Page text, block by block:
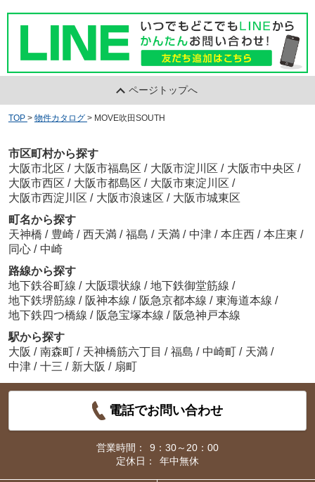
ページトップへ
TOP > 物件カタログ > MOVE吹田SOUTH
市区町村から探す
大阪市北区 / 大阪市福島区 / 大阪市淀川区 / 大阪市中央区 /
大阪市西区 / 大阪市都島区 / 大阪市東淀川区 /
大阪市西淀川区 / 大阪市浪速区 / 大阪市城東区
町名から探す
天神橋 / 豊崎 / 西天満 / 福島 / 天満 / 中津 / 本庄西 / 本庄東 /
同心 / 中崎
路線から探す
地下鉄谷町線 / 大阪環状線 / 地下鉄御堂筋線 /
地下鉄堺筋線 / 阪神本線 / 阪急京都本線 / 東海道本線 /
地下鉄四つ橋線 / 阪急宝塚本線 / 阪急神戸本線
駅から探す
大阪 / 南森町 / 天神橋筋六丁目 / 福島 / 中崎町 / 天満 /
中津 / 十三 / 新大阪 / 扇町
電話でお問い合わせ
営業時間：
9：30～20：00
定休日：
年中無休